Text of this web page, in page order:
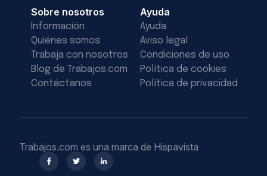
Sobre nosotros
Información
Quiénes somos
Trabaja con nosotros
Blog de Trabajos.com
Contáctanos
Ayuda
Ayuda
Aviso legal
Condiciones de uso
Política de cookies
Política de privacidad
Trabajos.com es una marca de Hispavista